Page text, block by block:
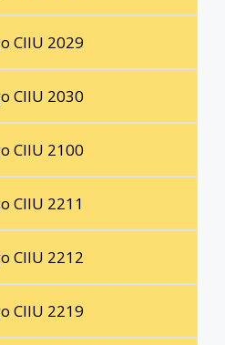
CIIU 2029
CIIU 2030
CIIU 2100
CIIU 2211
CIIU 2212
CIIU 2219